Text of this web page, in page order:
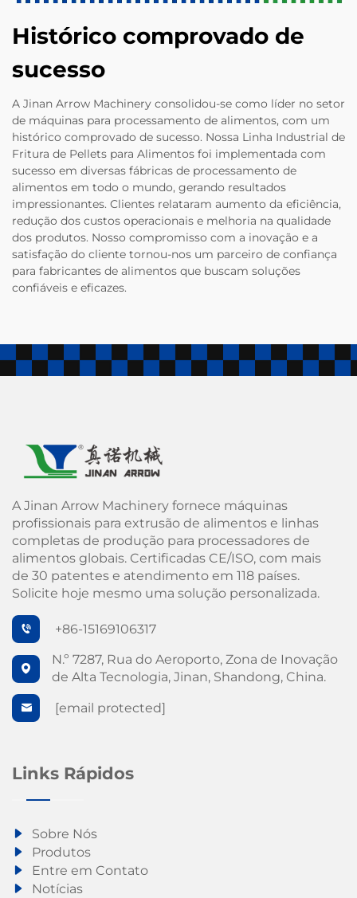
Histórico comprovado de
sucesso
A Jinan Arrow Machinery consolidou-se como líder no setor
de máquinas para processamento de alimentos, com um
histórico comprovado de sucesso. Nossa Linha Industrial de
Fritura de Pellets para Alimentos foi implementada com
sucesso em diversas fábricas de processamento de
alimentos em todo o mundo, gerando resultados
impressionantes. Clientes relataram aumento da eficiência,
redução dos custos operacionais e melhoria na qualidade
dos produtos. Nosso compromisso com a inovação e a
satisfação do cliente tornou-nos um parceiro de confiança
para fabricantes de alimentos que buscam soluções
confiáveis e eficazes.
A Jinan Arrow Machinery fornece máquinas
profissionais para extrusão de alimentos e linhas
completas de produção para processadores de
alimentos globais. Certificadas CE/ISO, com mais
de 30 patentes e atendimento em 118 países.
Solicite hoje mesmo uma solução personalizada.
+86-15169106317
N.º 7287, Rua do Aeroporto, Zona de Inovação
de Alta Tecnologia, Jinan, Shandong, China.
[email protected]
Links Rápidos
Sobre Nós
Produtos
Entre em Contato
Notícias